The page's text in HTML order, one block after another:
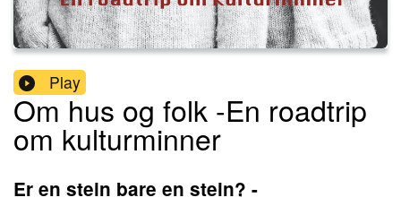
Play
Om hus og folk -En roadtrip
om kulturminner
Er en stein bare en stein? -